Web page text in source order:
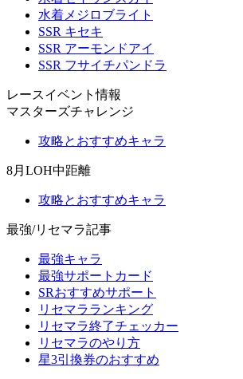
水着メジロブライト
SSR キセキ
SSR アーモンドアイ
SSR フサイチパンドラ
レースイベント情報
マスターズチャレンジ
攻略とおすすめキャラ
8月LOH中距離
攻略とおすすめキャラ
最強/リセマラ記事
最強キャラ
最強サポートカード
SRおすすめサポート
リセマラランキング
リセマラ終了チェッカー
リセマラのやり方
星3引換券のおすすめ